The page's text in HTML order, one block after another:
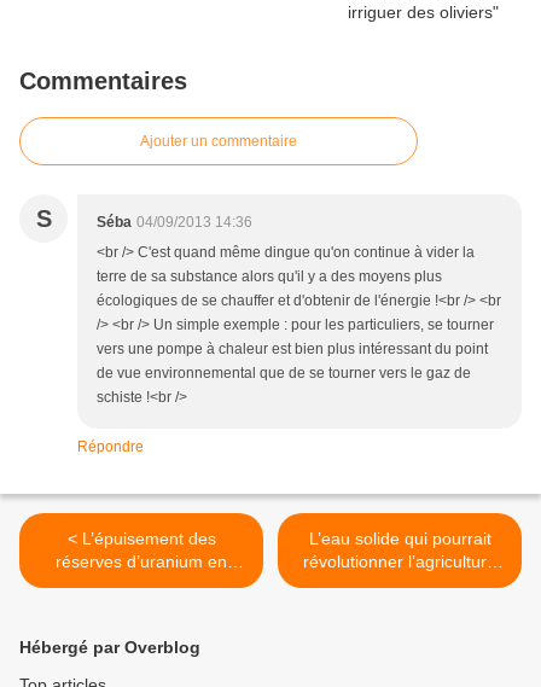
Commentaires
Ajouter un commentaire
S Séba 04/09/2013 14:36
<br /> C'est quand même dingue qu'on continue à vider la
terre de sa substance alors qu'il y a des moyens plus
écologiques de se chauffer et d'obtenir de l'énergie !<br /> <br
/> <br /> Un simple exemple : pour les particuliers, se tourner
vers une pompe à chaleur est bien plus intéressant du point
de vue environnemental que de se tourner vers le gaz de
schiste !<br />
Répondre
< L’épuisement des
réserves d’uranium en
2040?
L’eau solide qui pourrait
révolutionner l’agriculture
mondiale >
Hébergé par Overblog